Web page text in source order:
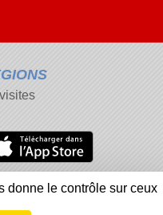
visites
des cookies
un contenu inapproprié
donne le contrôle sur ceux